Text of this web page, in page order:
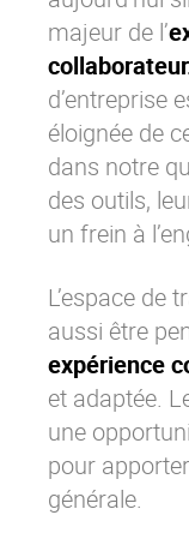
majeur de l’
d’entreprise
éloignée de
dans notre
des outils,
un frein à
L’espace de
aussi être
expérience
et adaptée.
une
pour
générale.